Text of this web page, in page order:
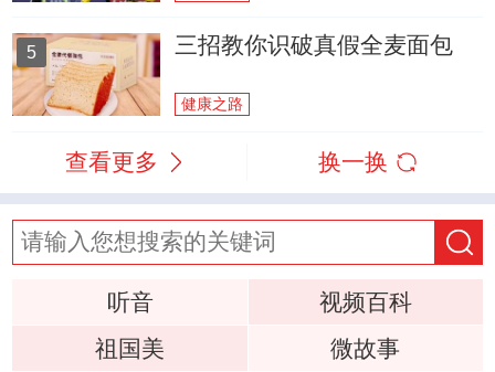
5 三招教你识破真假全麦面包
健康之路
查看更多 换一换
听音
视频百科
祖国美
微故事